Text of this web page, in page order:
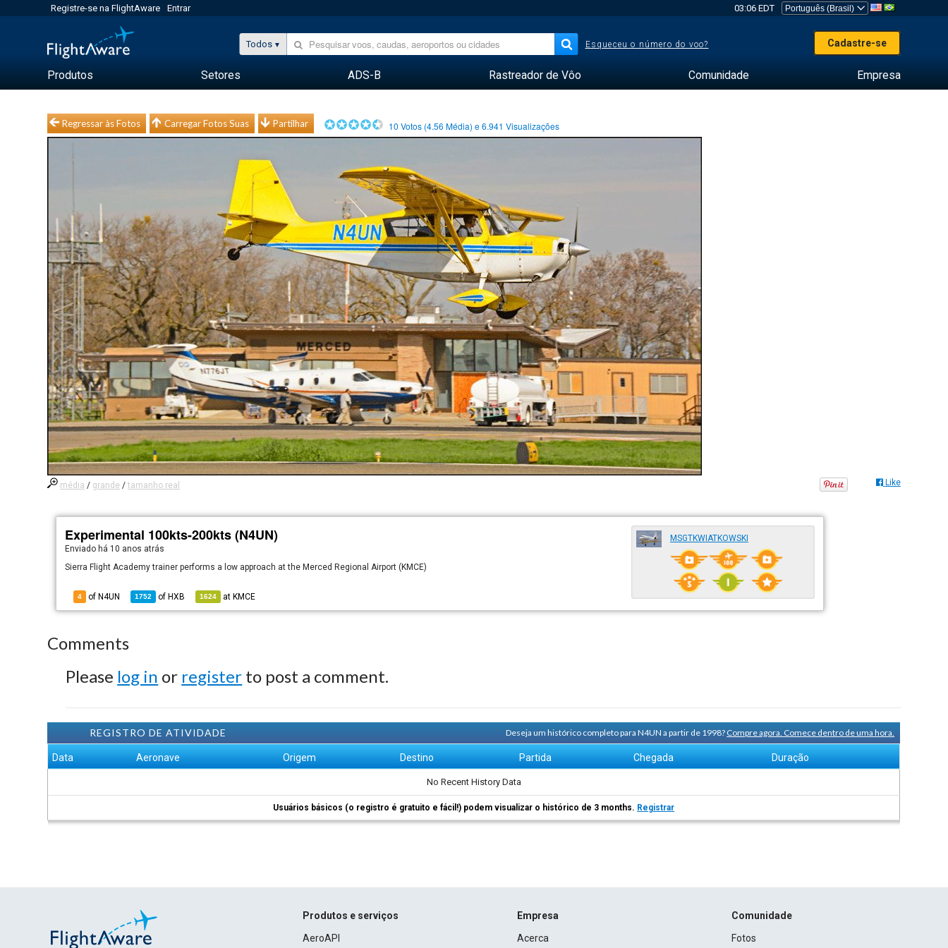
Registre-se na FlightAware Entrar 03:06 EDT
Todos Esqueceu o número do voo? Cadastre-se
Produtos Setores ADS-B Rastreador de Vôo Comunidade Empresa
Regressar às Fotos Carregar Fotos Suas Partilhar 10 Votos (4.56 Média) e6.941 Visualizações
média / grande /tamanho real Like
Experimental 100kts-200kts (N4UN)
Enviado há 10 anos atrás
Sierra Flight Academy trainer performs a low approach at the Merced Regional Airport (KMCE)
4 of N4UN 1752 of HXB 1624 at KMCE
MSGTKWIATKOWSKI
Comments
Please log in or register to post a comment.
REGISTRO DE ATIVIDADE Deseja um histórico completo para N4UN a partir de 1998?Compre agora. Comece dentro de uma hora.
Data Aeronave Origem Destino Partida Chegada Duração
No Recent History Data
Usuários básicos (o registro é gratuito e fácil!) podem visualizar o histórico de 3 months. Registrar
Produtos e serviços
AeroAPI
Empresa
Acerca
Comunidade
Fotos